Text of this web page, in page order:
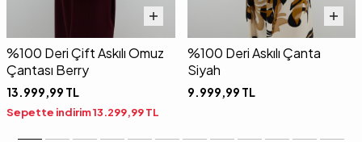
%100 Deri Çift Askılı Omuz
Çantası Berry
13.999,99 TL
Sepette indirim13.299,99TL
%100 Deri Askılı Çanta
Siyah
9.999,99 TL